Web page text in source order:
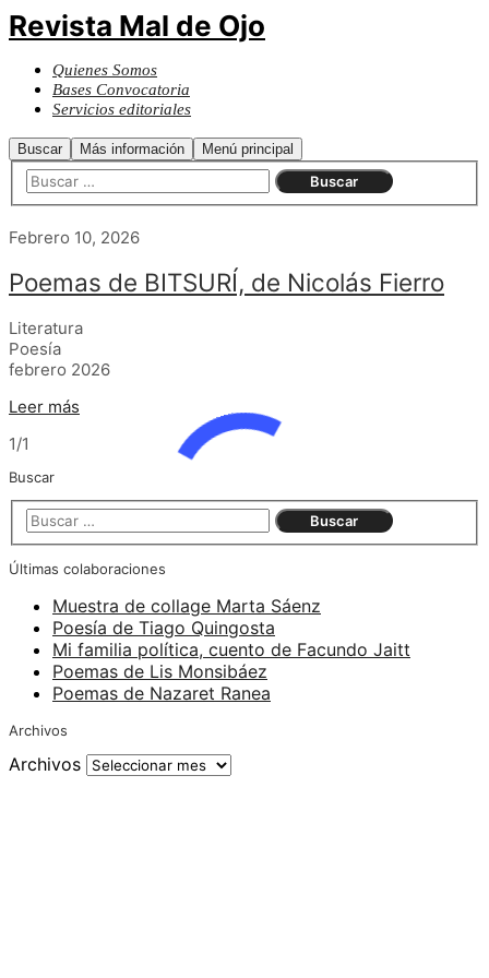
Revista Mal de Ojo
Quienes Somos
Bases Convocatoria
Servicios editoriales
Buscar Más información Menú principal
Febrero 10, 2026
Poemas de BITSURÍ, de Nicolás Fierro
Literatura
Poesía
febrero 2026
Leer más
1/1
Buscar
Últimas colaboraciones
Muestra de collage Marta Sáenz
Poesía de Tiago Quingosta
Mi familia política, cuento de Facundo Jaitt
Poemas de Lis Monsibáez
Poemas de Nazaret Ranea
Archivos
Archivos